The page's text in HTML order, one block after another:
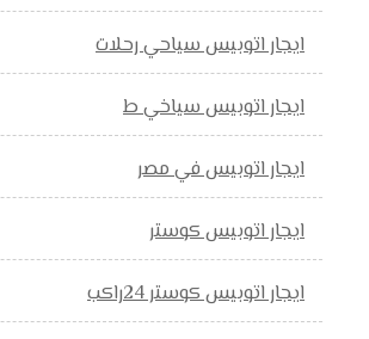
ايجار اتوبيس سياحي رحلات
ايجار اتوبيس سياخي ط
ايجار اتوبيس في مصر
ايجار اتوبيس كوستر
ايجار اتوبيس كوستر 24راكب